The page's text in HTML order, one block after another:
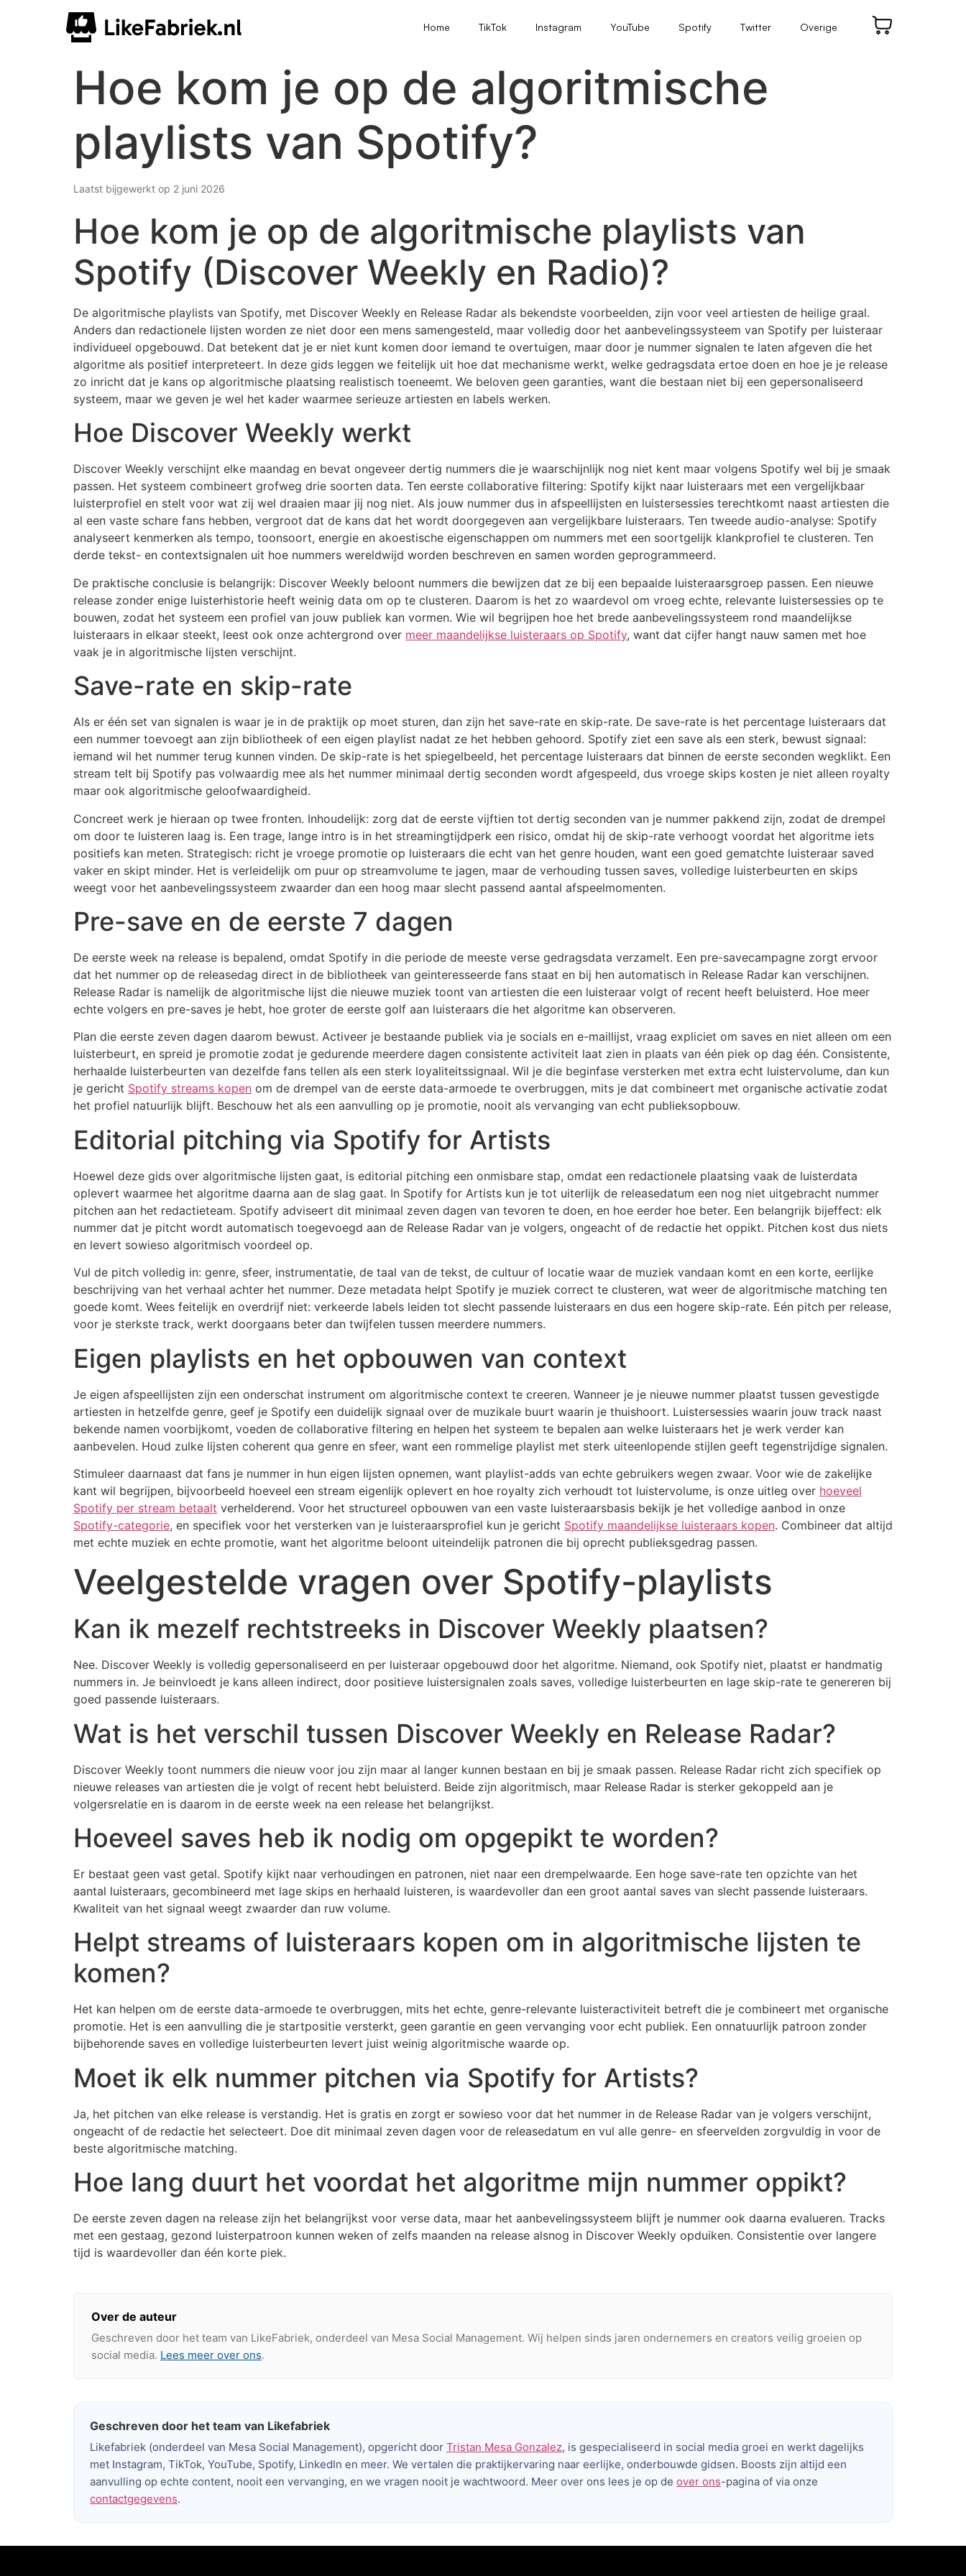
Home TikTok Instagram YouTube Spotify Twitter Overige
Hoe kom je op de algoritmische
playlists van Spotify?
Laatst bijgewerkt op 2 juni 2026
Hoe kom je op de algoritmische playlists van
Spotify (Discover Weekly en Radio)?
De algoritmische playlists van Spotify, met Discover Weekly en Release Radar als bekendste voorbeelden, zijn voor veel artiesten de heilige graal.
Anders dan redactionele lijsten worden ze niet door een mens samengesteld, maar volledig door het aanbevelingssysteem van Spotify per luisteraar
individueel opgebouwd. Dat betekent dat je er niet kunt komen door iemand te overtuigen, maar door je nummer signalen te laten afgeven die het
algoritme als positief interpreteert. In deze gids leggen we feitelijk uit hoe dat mechanisme werkt, welke gedragsdata ertoe doen en hoe je je release
zo inricht dat je kans op algoritmische plaatsing realistisch toeneemt. We beloven geen garanties, want die bestaan niet bij een gepersonaliseerd
systeem, maar we geven je wel het kader waarmee serieuze artiesten en labels werken.
Hoe Discover Weekly werkt
Discover Weekly verschijnt elke maandag en bevat ongeveer dertig nummers die je waarschijnlijk nog niet kent maar volgens Spotify wel bij je smaak
passen. Het systeem combineert grofweg drie soorten data. Ten eerste collaborative filtering: Spotify kijkt naar luisteraars met een vergelijkbaar
luisterprofiel en stelt voor wat zij wel draaien maar jij nog niet. Als jouw nummer dus in afspeellijsten en luistersessies terechtkomt naast artiesten die
al een vaste schare fans hebben, vergroot dat de kans dat het wordt doorgegeven aan vergelijkbare luisteraars. Ten tweede audio-analyse: Spotify
analyseert kenmerken als tempo, toonsoort, energie en akoestische eigenschappen om nummers met een soortgelijk klankprofiel te clusteren. Ten
derde tekst- en contextsignalen uit hoe nummers wereldwijd worden beschreven en samen worden geprogrammeerd.
De praktische conclusie is belangrijk: Discover Weekly beloont nummers die bewijzen dat ze bij een bepaalde luisteraarsgroep passen. Een nieuwe
release zonder enige luisterhistorie heeft weinig data om op te clusteren. Daarom is het zo waardevol om vroeg echte, relevante luistersessies op te
bouwen, zodat het systeem een profiel van jouw publiek kan vormen. Wie wil begrijpen hoe het brede aanbevelingssysteem rond maandelijkse
luisteraars in elkaar steekt, leest ook onze achtergrond over meer maandelijkse luisteraars op Spotify, want dat cijfer hangt nauw samen met hoe
vaak je in algoritmische lijsten verschijnt.
Save-rate en skip-rate
Als er één set van signalen is waar je in de praktijk op moet sturen, dan zijn het save-rate en skip-rate. De save-rate is het percentage luisteraars dat
een nummer toevoegt aan zijn bibliotheek of een eigen playlist nadat ze het hebben gehoord. Spotify ziet een save als een sterk, bewust signaal:
iemand wil het nummer terug kunnen vinden. De skip-rate is het spiegelbeeld, het percentage luisteraars dat binnen de eerste seconden wegklikt. Een
stream telt bij Spotify pas volwaardig mee als het nummer minimaal dertig seconden wordt afgespeeld, dus vroege skips kosten je niet alleen royalty
maar ook algoritmische geloofwaardigheid.
Concreet werk je hieraan op twee fronten. Inhoudelijk: zorg dat de eerste vijftien tot dertig seconden van je nummer pakkend zijn, zodat de drempel
om door te luisteren laag is. Een trage, lange intro is in het streamingtijdperk een risico, omdat hij de skip-rate verhoogt voordat het algoritme iets
positiefs kan meten. Strategisch: richt je vroege promotie op luisteraars die echt van het genre houden, want een goed gematchte luisteraar saved
vaker en skipt minder. Het is verleidelijk om puur op streamvolume te jagen, maar de verhouding tussen saves, volledige luisterbeurten en skips
weegt voor het aanbevelingssysteem zwaarder dan een hoog maar slecht passend aantal afspeelmomenten.
Pre-save en de eerste 7 dagen
De eerste week na release is bepalend, omdat Spotify in die periode de meeste verse gedragsdata verzamelt. Een pre-savecampagne zorgt ervoor
dat het nummer op de releasedag direct in de bibliotheek van geinteresseerde fans staat en bij hen automatisch in Release Radar kan verschijnen.
Release Radar is namelijk de algoritmische lijst die nieuwe muziek toont van artiesten die een luisteraar volgt of recent heeft beluisterd. Hoe meer
echte volgers en pre-saves je hebt, hoe groter de eerste golf aan luisteraars die het algoritme kan observeren.
Plan die eerste zeven dagen daarom bewust. Activeer je bestaande publiek via je socials en e-maillijst, vraag expliciet om saves en niet alleen om een
luisterbeurt, en spreid je promotie zodat je gedurende meerdere dagen consistente activiteit laat zien in plaats van één piek op dag één. Consistente,
herhaalde luisterbeurten van dezelfde fans tellen als een sterk loyaliteitssignaal. Wil je die beginfase versterken met extra echt luistervolume, dan kun
je gericht Spotify streams kopen om de drempel van de eerste data-armoede te overbruggen, mits je dat combineert met organische activatie zodat
het profiel natuurlijk blijft. Beschouw het als een aanvulling op je promotie, nooit als vervanging van echt publieksopbouw.
Editorial pitching via Spotify for Artists
Hoewel deze gids over algoritmische lijsten gaat, is editorial pitching een onmisbare stap, omdat een redactionele plaatsing vaak de luisterdata
oplevert waarmee het algoritme daarna aan de slag gaat. In Spotify for Artists kun je tot uiterlijk de releasedatum een nog niet uitgebracht nummer
pitchen aan het redactieteam. Spotify adviseert dit minimaal zeven dagen van tevoren te doen, en hoe eerder hoe beter. Een belangrijk bijeffect: elk
nummer dat je pitcht wordt automatisch toegevoegd aan de Release Radar van je volgers, ongeacht of de redactie het oppikt. Pitchen kost dus niets
en levert sowieso algoritmisch voordeel op.
Vul de pitch volledig in: genre, sfeer, instrumentatie, de taal van de tekst, de cultuur of locatie waar de muziek vandaan komt en een korte, eerlijke
beschrijving van het verhaal achter het nummer. Deze metadata helpt Spotify je muziek correct te clusteren, wat weer de algoritmische matching ten
goede komt. Wees feitelijk en overdrijf niet: verkeerde labels leiden tot slecht passende luisteraars en dus een hogere skip-rate. Eén pitch per release,
voor je sterkste track, werkt doorgaans beter dan twijfelen tussen meerdere nummers.
Eigen playlists en het opbouwen van context
Je eigen afspeellijsten zijn een onderschat instrument om algoritmische context te creeren. Wanneer je je nieuwe nummer plaatst tussen gevestigde
artiesten in hetzelfde genre, geef je Spotify een duidelijk signaal over de muzikale buurt waarin je thuishoort. Luistersessies waarin jouw track naast
bekende namen voorbijkomt, voeden de collaborative filtering en helpen het systeem te bepalen aan welke luisteraars het je werk verder kan
aanbevelen. Houd zulke lijsten coherent qua genre en sfeer, want een rommelige playlist met sterk uiteenlopende stijlen geeft tegenstrijdige signalen.
Stimuleer daarnaast dat fans je nummer in hun eigen lijsten opnemen, want playlist-adds van echte gebruikers wegen zwaar. Voor wie de zakelijke
kant wil begrijpen, bijvoorbeeld hoeveel een stream eigenlijk oplevert en hoe royalty zich verhoudt tot luistervolume, is onze uitleg over hoeveel
Spotify per stream betaalt verhelderend. Voor het structureel opbouwen van een vaste luisteraarsbasis bekijk je het volledige aanbod in onze
Spotify-categorie, en specifiek voor het versterken van je luisteraarsprofiel kun je gericht Spotify maandelijkse luisteraars kopen. Combineer dat altijd
met echte muziek en echte promotie, want het algoritme beloont uiteindelijk patronen die bij oprecht publieksgedrag passen.
Veelgestelde vragen over Spotify-playlists
Kan ik mezelf rechtstreeks in Discover Weekly plaatsen?
Nee. Discover Weekly is volledig gepersonaliseerd en per luisteraar opgebouwd door het algoritme. Niemand, ook Spotify niet, plaatst er handmatig
nummers in. Je beinvloedt je kans alleen indirect, door positieve luistersignalen zoals saves, volledige luisterbeurten en lage skip-rate te genereren bij
goed passende luisteraars.
Wat is het verschil tussen Discover Weekly en Release Radar?
Discover Weekly toont nummers die nieuw voor jou zijn maar al langer kunnen bestaan en bij je smaak passen. Release Radar richt zich specifiek op
nieuwe releases van artiesten die je volgt of recent hebt beluisterd. Beide zijn algoritmisch, maar Release Radar is sterker gekoppeld aan je
volgersrelatie en is daarom in de eerste week na een release het belangrijkst.
Hoeveel saves heb ik nodig om opgepikt te worden?
Er bestaat geen vast getal. Spotify kijkt naar verhoudingen en patronen, niet naar een drempelwaarde. Een hoge save-rate ten opzichte van het
aantal luisteraars, gecombineerd met lage skips en herhaald luisteren, is waardevoller dan een groot aantal saves van slecht passende luisteraars.
Kwaliteit van het signaal weegt zwaarder dan ruw volume.
Helpt streams of luisteraars kopen om in algoritmische lijsten te
komen?
Het kan helpen om de eerste data-armoede te overbruggen, mits het echte, genre-relevante luisteractiviteit betreft die je combineert met organische
promotie. Het is een aanvulling die je startpositie versterkt, geen garantie en geen vervanging voor echt publiek. Een onnatuurlijk patroon zonder
bijbehorende saves en volledige luisterbeurten levert juist weinig algoritmische waarde op.
Moet ik elk nummer pitchen via Spotify for Artists?
Ja, het pitchen van elke release is verstandig. Het is gratis en zorgt er sowieso voor dat het nummer in de Release Radar van je volgers verschijnt,
ongeacht of de redactie het selecteert. Doe dit minimaal zeven dagen voor de releasedatum en vul alle genre- en sfeervelden zorgvuldig in voor de
beste algoritmische matching.
Hoe lang duurt het voordat het algoritme mijn nummer oppikt?
De eerste zeven dagen na release zijn het belangrijkst voor verse data, maar het aanbevelingssysteem blijft je nummer ook daarna evalueren. Tracks
met een gestaag, gezond luisterpatroon kunnen weken of zelfs maanden na release alsnog in Discover Weekly opduiken. Consistentie over langere
tijd is waardevoller dan één korte piek.
Over de auteur
Geschreven door het team van LikeFabriek, onderdeel van Mesa Social Management. Wij helpen sinds jaren ondernemers en creators veilig groeien op
social media. Lees meer over ons.
Geschreven door het team van Likefabriek
Likefabriek (onderdeel van Mesa Social Management), opgericht door Tristan Mesa Gonzalez, is gespecialiseerd in social media groei en werkt dagelijks
met Instagram, TikTok, YouTube, Spotify, LinkedIn en meer. We vertalen die praktijkervaring naar eerlijke, onderbouwde gidsen. Boosts zijn altijd een
aanvulling op echte content, nooit een vervanging, en we vragen nooit je wachtwoord. Meer over ons lees je op de over ons-pagina of via onze
contactgegevens.